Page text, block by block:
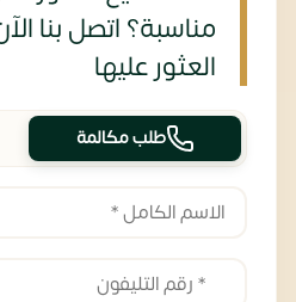
مناسبة؟ اتصل بنا
العثور عليها
طلب مكالمة